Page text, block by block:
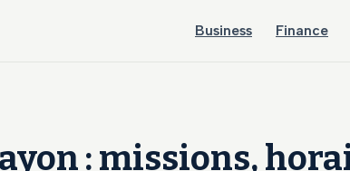
Business Finance
: missions,